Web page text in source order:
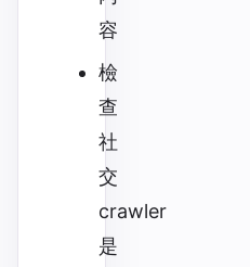
容
檢
查
社
交
crawler
是